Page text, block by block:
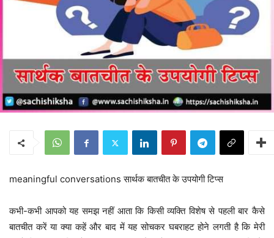
meaningful conversations सार्थक बातचीत के उपयोगी टिप्स
कभी-कभी आपको यह समझ नहीं आता कि किसी व्यक्ति विशेष से पहली बार कैसे
बातचीत करें या क्या कहें और बाद में यह सोचकर घबराहट होने लगती है कि मेरी